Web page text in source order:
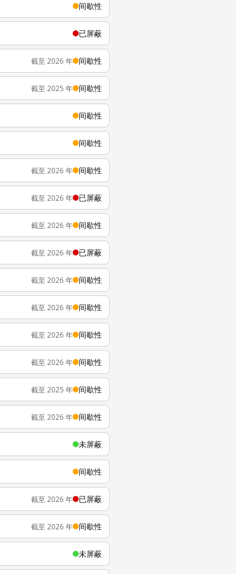
间歇性
已屏蔽
截至 2026 年 间歇性
截至 2025 年 间歇性
间歇性
间歇性
截至 2026 年 间歇性
截至 2026 年 已屏蔽
截至 2026 年 间歇性
截至 2026 年 已屏蔽
截至 2026 年 间歇性
截至 2026 年 间歇性
截至 2026 年 间歇性
截至 2026 年 间歇性
截至 2025 年 间歇性
截至 2026 年 间歇性
未屏蔽
间歇性
截至 2026 年 已屏蔽
截至 2026 年 间歇性
未屏蔽